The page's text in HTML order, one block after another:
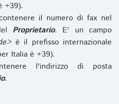
+39).
il numero di fax nel
Proprietario. E' un campo
è il prefisso internazionale
Italia è +39).
l'indirizzo di posta
.